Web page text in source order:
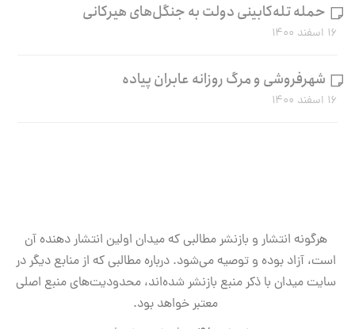
حمله تله‌کابینی دولت به جنگل‌های هیرکانی
۱۶ اسفند ۱۴۰۰
شهرفروشی و مرگ روزانه عابران پیاده
۱۶ اسفند ۱۴۰۰
هرگونه انتشار و بازنشر مطالبی که میدان اولین انتشار دهنده آن
است، آزاد بوده و توصیه می‌شود. درباره مطالبی که از منابع دیگر در
سایت میدان با ذکر منبع بازنشر شده‌اند، محدودیت‌های منبع اصلی
معتبر خواهد بود.